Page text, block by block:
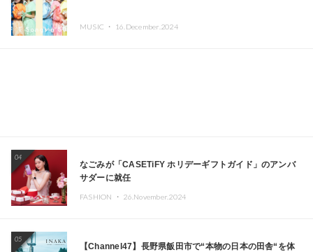
MUSIC ・ 16.December.2024
04
なごみが「CASETiFY ホリデーギフトガイド」のアンバ
サダーに就任
FASHION ・ 26.November.2024
05
【Channel47】長野県飯田市で“本物の日本の田舎“を体